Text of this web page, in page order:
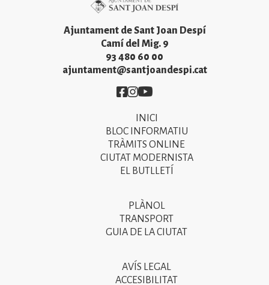
Ajuntament de Sant Joan Despí
Camí del Mig. 9
93 480 60 00
ajuntament@santjoandespi.cat
Imatge
Imatge
Imatge
INICI
BLOC INFORMATIU
TRÀMITS ONLINE
CIUTAT MODERNISTA
EL BUTLLETÍ
PLÀNOL
TRANSPORT
GUIA DE LA CIUTAT
AVÍS LEGAL
ACCESIBILITAT